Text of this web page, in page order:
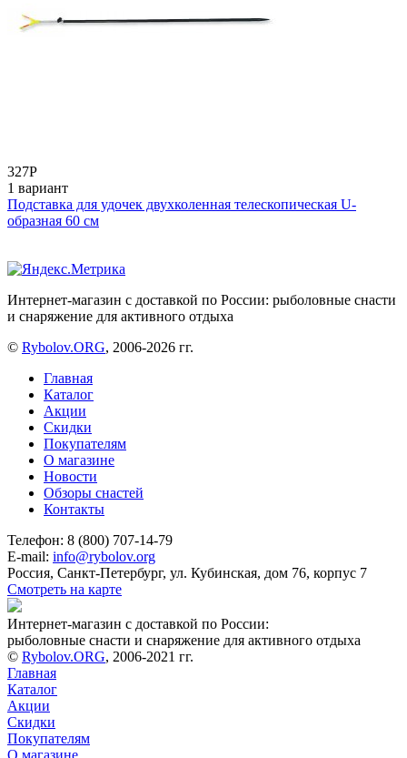
327Р
1 вариант
Подставка для удочек двухколенная телескопическая U-
образная 60 см
Интернет-магазин с доставкой по России: рыболовные снасти
и снаряжение для активного отдыха
© Rybolov.ORG, 2006-2026 гг.
Главная
Каталог
Акции
Скидки
Покупателям
О магазине
Новости
Обзоры снастей
Контакты
Телефон: 8 (800) 707-14-79
E-mail: info@rybolov.org
Россия, Санкт-Петербург, ул. Кубинская, дом 76, корпус 7
Смотреть на карте
Интернет-магазин с доставкой по России:
рыболовные снасти и снаряжение для активного отдыха
© Rybolov.ORG, 2006-2021 гг.
Главная
Каталог
Акции
Скидки
Покупателям
О магазине